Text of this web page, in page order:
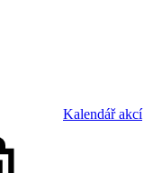
Kalendář akcí